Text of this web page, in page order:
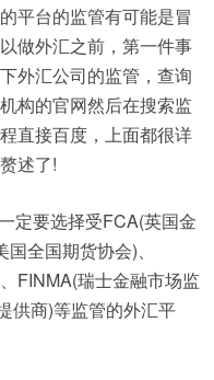
平台的监管有可能是冒
做外汇之前，第一件事
外汇公司的监管，查询
构的官网然后在搜索监
直接百度，上面都很详
述了!
定要选择受FCA(英国金
全国期货协会)、
FINMA(瑞士金融市场监
供商)等监管的外汇平